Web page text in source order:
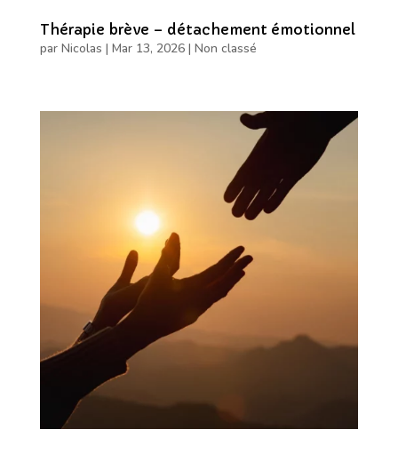
Thérapie brève – détachement émotionnel
par Nicolas | Mar 13, 2026| Non classé